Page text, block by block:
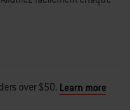
de feu doux à
main grâce aux tablettes
pour s’adapter aux
over $50. Learn more